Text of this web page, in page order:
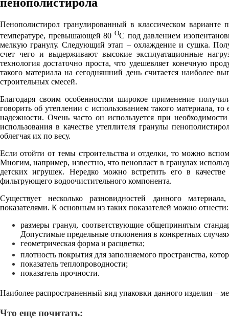
Пенополистирол гранулированный в классическом
температуре, превышающей 80ОС под давлением
мелкую гранулу. Следующий этап – охлаждение и сушка.
счет чего и выдерживают высокие эксплуатационные
технология достаточно проста, что удешевляет конечную
такого материала на сегодняшний день считается наиболее
строительных смесей.
Благодаря своим особенностям широкое применение
говорить об утеплении с использованием такого материала,
надежности. Очень часто он используется при
использования в качестве утеплителя гранулы
облегчая их по весу.
Если отойти от темы строительства и отделки, то можно
Многим, например, известно, что пенопласт в гранулах
детских игрушек. Нередко можно встретить его в
фильтрующего водоочистительного компонента.
Существует несколько разновидностей данного
показателями. К основным из таких показателей можно отнести:
размеры гранул, соответствующие общепринятым
Допустимые предельные отклонения в конкретных
геометрическая форма и расцветка;
плотность покрытия для заполняемого пространства,
показатель теплопроводности;
показатель прочности.
Наиболее распространенный вид упаковки данного изделия –
Что еще почитать: